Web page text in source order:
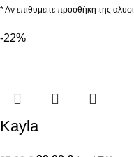
* Αν επιθυμείτε προσθήκη της
-22%
Kayla